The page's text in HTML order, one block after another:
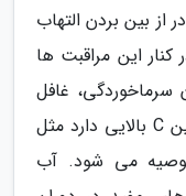
بین بردن التهاب
این مراقبت ها
سرماخوردگی، غافل
شوید. مصرف خوراکی هایی که ویتامین C بالایی دارد مثل
توصیه می شود. آب